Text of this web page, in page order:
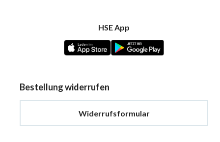
HSE App
Bestellung widerrufen
Widerrufsformular